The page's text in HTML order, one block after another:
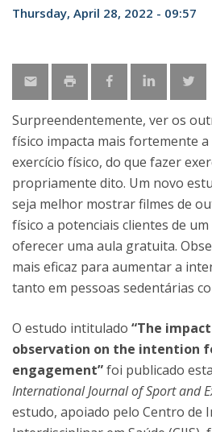
Thursday, April 28, 2022 - 09:57
Surpreendentemente, ver os
físico impacta mais fortemente
exercício físico, do que fazer
propriamente dito. Um novo
seja melhor mostrar filmes de
físico a potenciais clientes de
oferecer uma aula gratuita.
mais eficaz para aumentar a
tanto em pessoas sedentárias
O estudo intitulado “The
observation on the intention
engagement”foi publicado
International Journal of Sport and
estudo, apoiado pelo Centro de